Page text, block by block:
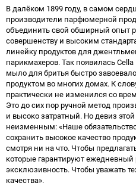
В далёком 1899 году, в самом
производители парфюмерной
объединить свой обширный опыт
совершенству и высоким
линейку продуктов для
парикмахеров. Так появилась
мыло для бритья быстро
продуктом во многих домах. К
практически не изменился со
Это до сих пор ручной метод
и высоко затратный. Но девиз
неизменным: «Наше
сохранить высокое качество
смотря ни на что. Чтобы
которые гарантируют
эксклюзивность. Чтобы уважать
качества».